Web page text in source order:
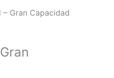
– Gran Capacidad